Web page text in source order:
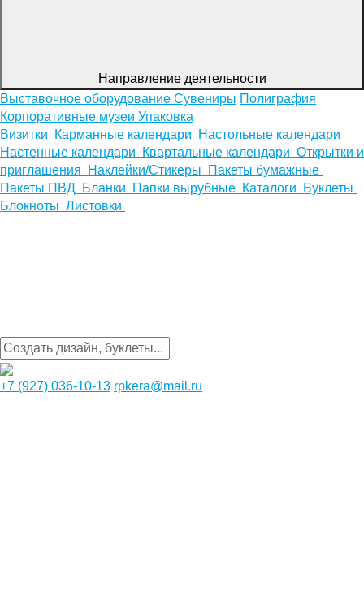
Направление деятельности
Выставочное оборудование Сувениры Полиграфия
Корпоративные музеи Упаковка
Визитки
Карманные календари
Настольные календари
Настенные календари
Квартальные календари Открытки и
приглашения
Наклейки/Стикеры
Пакеты бумажные
Пакеты ПВД Бланки Папки вырубные Каталоги
Буклеты
Блокноты Листовки
+7 (927) 036-10-13 rpkera@mail.ru